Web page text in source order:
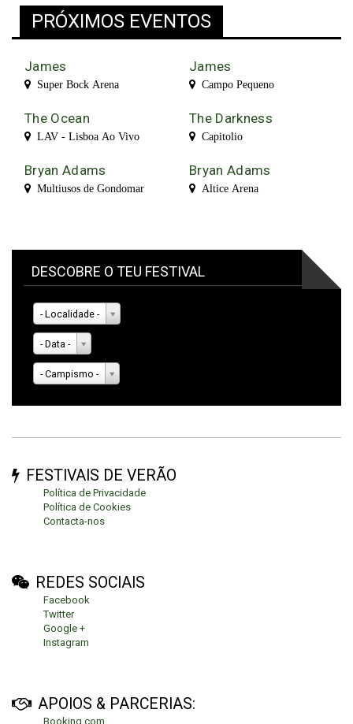
PRÓXIMOS EVENTOS
James
Super Bock Arena
James
Campo Pequeno
The Ocean
LAV - Lisboa Ao Vivo
The Darkness
Capitolio
Bryan Adams
Multiusos de Gondomar
Bryan Adams
Altice Arena
DESCOBRE O TEU FESTIVAL
- Localidade -
- Data -
- Campismo -
FESTIVAIS DE VERÃO
Política de Privacidade
Política de Cookies
Contacta-nos
REDES SOCIAIS
Facebook
Twitter
Google +
Instagram
APOIOS & PARCERIAS:
Booking.com